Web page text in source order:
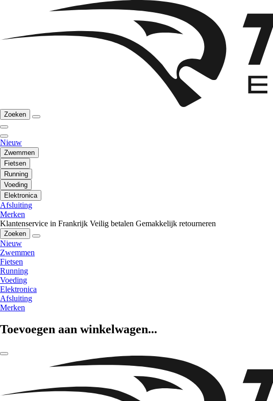
Zoeken
Nieuw
Zwemmen
Fietsen
Running
Voeding
Elektronica
Afsluiting
Merken
Klantenservice in Frankrijk Veilig betalen Gemakkelijk retourneren
Zoeken
Nieuw
Zwemmen
Fietsen
Running
Voeding
Elektronica
Afsluiting
Merken
Toevoegen aan winkelwagen...